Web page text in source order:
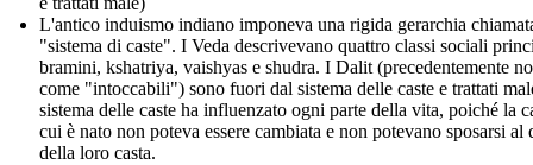
L'antico induismo indiano imponeva una rigida gerarchia
"sistema di caste". I Veda descrivevano quattro classi sociali
bramini, kshatriya, vaishyas e shudra. I Dalit (precedentemente
come "intoccabili") sono fuori dal sistema delle caste e trattati
sistema delle caste ha influenzato ogni parte della vita, poiché la
cui è nato non poteva essere cambiata e non potevano sposarsi al
della loro casta.